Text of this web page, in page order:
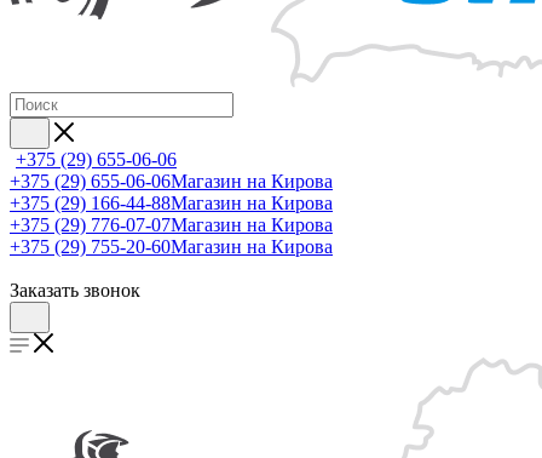
+375 (29) 655-06-06
+375 (29) 655-06-06Магазин на Кирова
+375 (29) 166-44-88Магазин на Кирова
+375 (29) 776-07-07Магазин на Кирова
+375 (29) 755-20-60Магазин на Кирова
Заказать звонок